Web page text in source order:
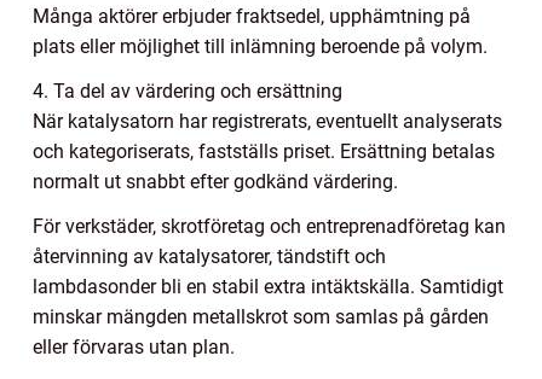
Många aktörer erbjuder fraktsedel, upphämtning på
plats eller möjlighet till inlämning beroende på volym.
4. Ta del av värdering och ersättning
När katalysatorn har registrerats, eventuellt analyserats
och kategoriserats, fastställs priset. Ersättning betalas
normalt ut snabbt efter godkänd värdering.
För verkstäder, skrotföretag och entreprenadföretag kan
återvinning av katalysatorer, tändstift och
lambdasonder bli en stabil extra intäktskälla. Samtidigt
minskar mängden metallskrot som samlas på gården
eller förvaras utan plan.